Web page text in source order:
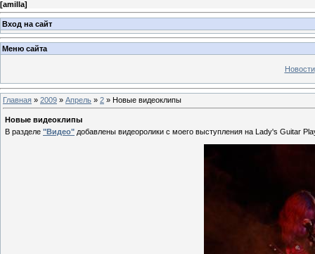
[amilla]
Вход на сайт
Меню сайта
Новости
Главная » 2009 » Апрель » 2 » Новые видеоклипы
Новые видеоклипы
В разделе "Видео" добавлены видеоролики с моего выступления на Lady's Guitar